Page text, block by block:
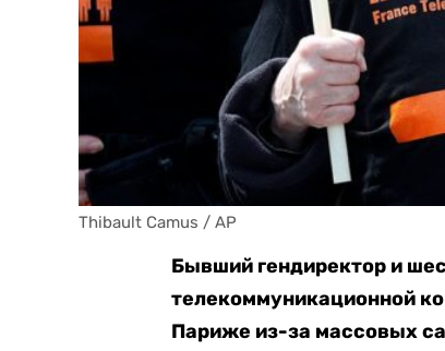
Thibault Camus / AP
Бывший гендиректор и
телекоммуникационной
Париже из-за массовых